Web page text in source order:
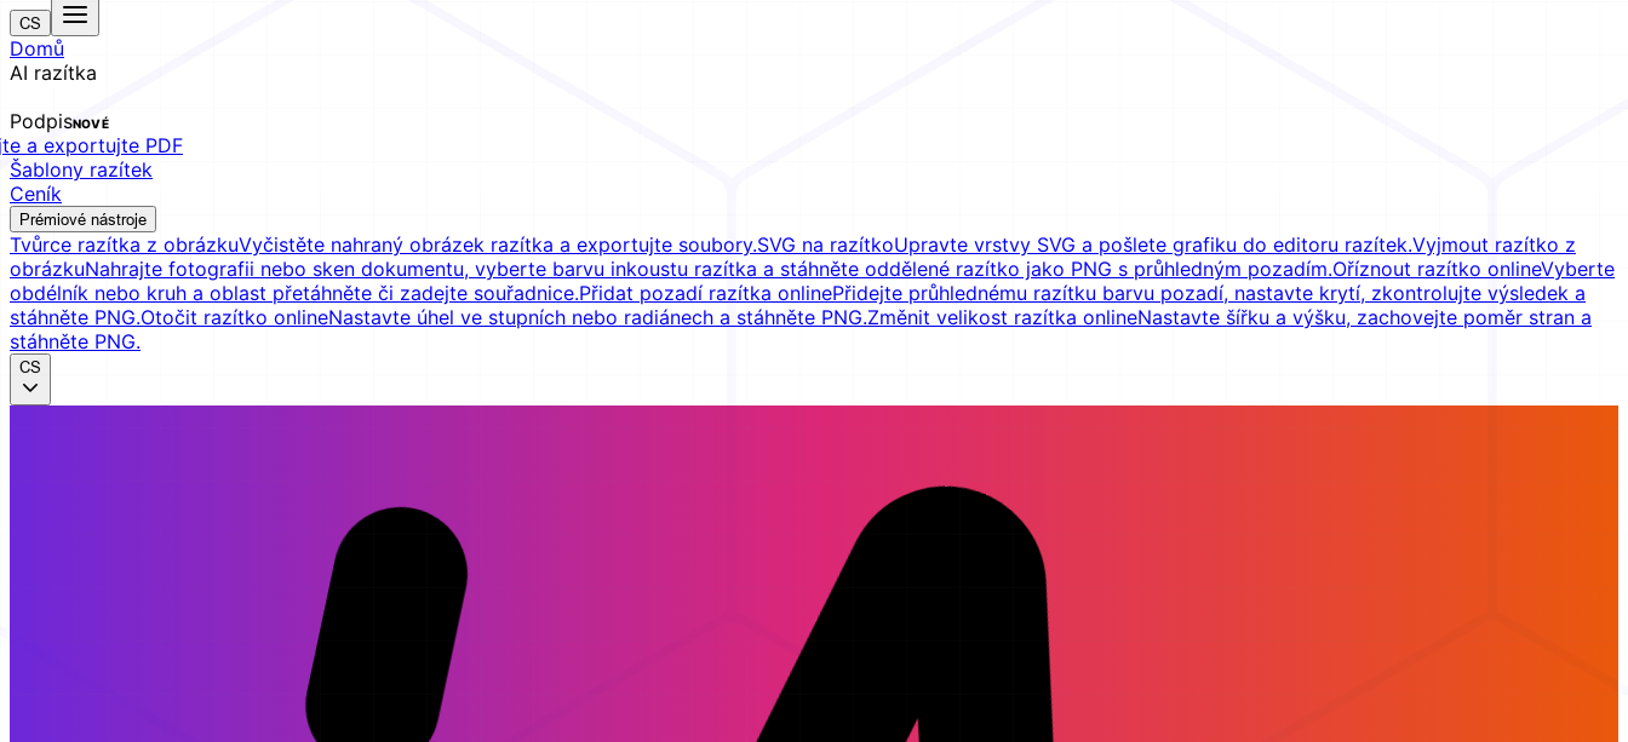
CS
Domů
AI razítka
PodpisNOVÉ
a exportujte PDF
Šablony razítek
Ceník
Prémiové nástroje
Tvůrce razítka z obrázkuVyčistěte nahraný obrázek razítka a exportujte soubory.SVG na razítkoUpravte vrstvy SVG a pošlete grafiku do editoru razítek.Vyjmout razítko z
obrázkuNahrajte fotografii nebo sken dokumentu, vyberte barvu inkoustu razítka a stáhněte oddělené razítko jako PNG s průhledným pozadím.Oříznout razítko onlineVyberte
obdélník nebo kruh a oblast přetáhněte či zadejte souřadnice.Přidat pozadí razítka onlinePřidejte průhlednému razítku barvu pozadí, nastavte krytí, zkontrolujte výsledek a
stáhněte PNG.Otočit razítko onlineNastavte úhel ve stupních nebo radiánech a stáhněte PNG.Změnit velikost razítka onlineNastavte šířku a výšku, zachovejte poměr stran a
stáhněte PNG.
CS